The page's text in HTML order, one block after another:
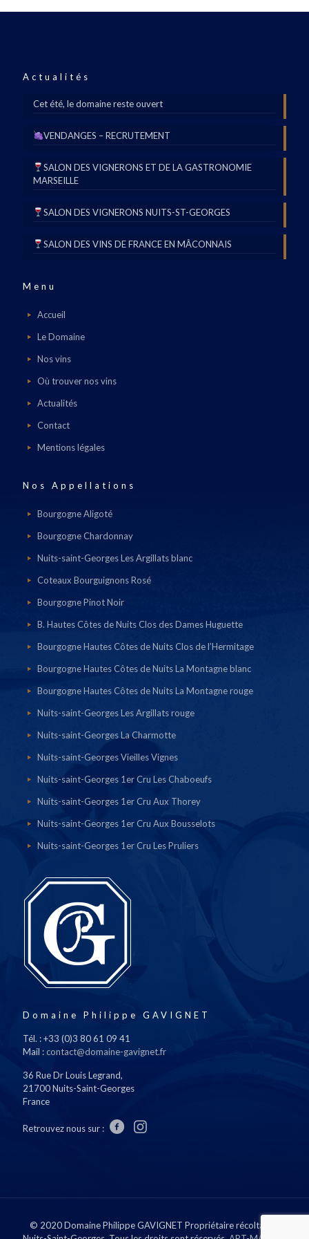
Actualités
Cet été, le domaine reste ouvert
VENDANGES – RECRUTEMENT
SALON DES VIGNERONS ET DE LA GASTRONOMIE
MARSEILLE
SALON DES VIGNERONS NUITS-ST-GEORGES
SALON DES VINS DE FRANCE EN MÂCONNAIS
Menu
Accueil
Le Domaine
Nos vins
Où trouver nos vins
Actualités
Contact
Mentions légales
Nos Appellations
Bourgogne Aligoté
Bourgogne Chardonnay
Nuits-saint-Georges Les Argillats blanc
Coteaux Bourguignons Rosé
Bourgogne Pinot Noir
B. Hautes Côtes de Nuits Clos des Dames Huguette
Bourgogne Hautes Côtes de Nuits Clos de l’Hermitage
Bourgogne Hautes Côtes de Nuits La Montagne blanc
Bourgogne Hautes Côtes de Nuits La Montagne rouge
Nuits-saint-Georges Les Argillats rouge
Nuits-saint-Georges La Charmotte
Nuits-saint-Georges Vieilles Vignes
Nuits-saint-Georges 1er Cru Les Chaboeufs
Nuits-saint-Georges 1er Cru Aux Thorey
Nuits-saint-Georges 1er Cru Aux Bousselots
Nuits-saint-Georges 1er Cru Les Pruliers
Domaine Philippe GAVIGNET
Tél. : +33 (0)3 80 61 09 41
Mail :contact@domaine-gavignet.fr
36 Rue Dr Louis Legrand,
21700 Nuits-Saint-Georges
France
Retrouvez nous sur :
© 2020 Domaine Philippe GAVIGNET Propriétaire récoltant à